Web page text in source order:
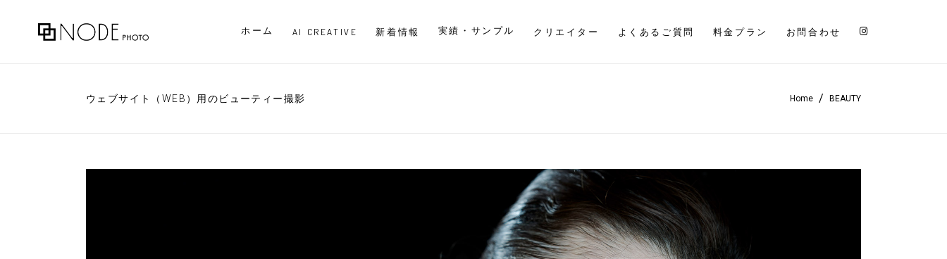
ホーム AI CREATIVE 新着情報 実績・サンプル クリエイター よくあるご質問 料金プラン お問合わせ
ウェブサイト（WEB）用のビューティー撮影 Home / BEAUTY